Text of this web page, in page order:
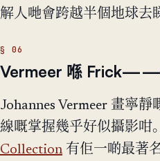
解人哋會跨越半個地球去
Vermeer 喺 Frick——
Johannes Vermeer 畫寧
線嘅掌握幾乎好似攝影咁
Collection有佢一啲最著